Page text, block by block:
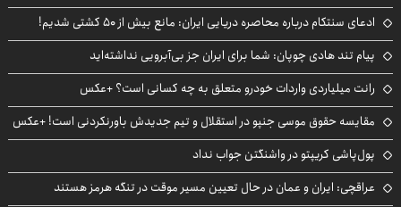
ادعای سنتکام درباره محاصره دریایی ایران: مانع بیش از ۵۰ کشتی شدیم!
پیام تند هادی چوپان: شما برای ایران جز بی‌آبرویی نداشته‌اید
رانت میلیاردی واردات خودرو متعلق به چه کسانی است؟ +عکس
مقایسه حقوق موسی جنپو در استقلال و تیم جدیدش باورنکردنی است! +عکس
پول‌پاشی کریپتو در واشنگتن جواب نداد
عراقچی: ایران و عمان در حال تعیین مسیر موقت در تنگه هرمز هستند